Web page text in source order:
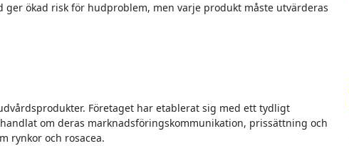
Företaget har etablerat sig med ett tydligt
handlat om deras marknadsföringskommunikation, prissättning och
rynkor och rosacea.